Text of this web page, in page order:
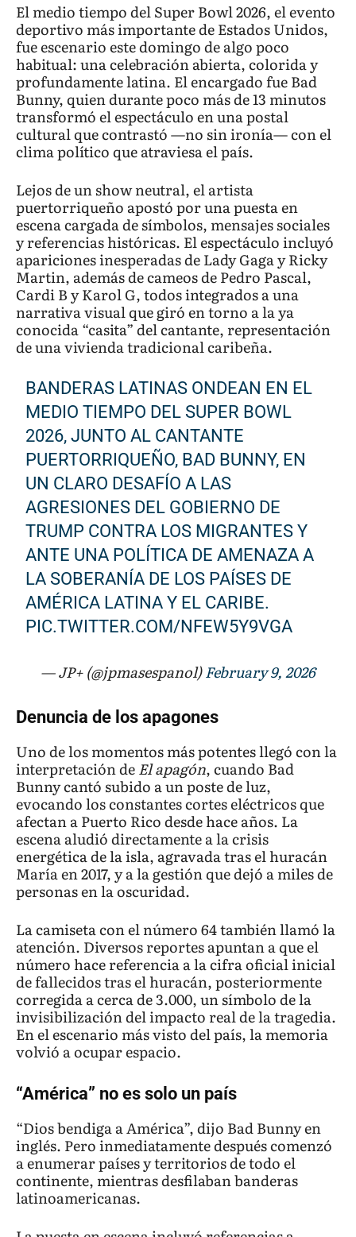
El medio tiempo del Super Bowl 2026, el evento
deportivo más importante de Estados Unidos,
fue escenario este domingo de algo poco
habitual: una celebración abierta, colorida y
profundamente latina. El encargado fue Bad
Bunny, quien durante poco más de 13 minutos
transformó el espectáculo en una postal
cultural que contrastó —no sin ironía— con el
clima político que atraviesa el país.
Lejos de un show neutral, el artista
puertorriqueño apostó por una puesta en
escena cargada de símbolos, mensajes sociales
y referencias históricas. El espectáculo incluyó
apariciones inesperadas de Lady Gaga y Ricky
Martin, además de cameos de Pedro Pascal,
Cardi B y Karol G, todos integrados a una
narrativa visual que giró en torno a la ya
conocida “casita” del cantante, representación
de una vivienda tradicional caribeña.
BANDERAS LATINAS ONDEAN EN EL
MEDIO TIEMPO DEL SUPER BOWL
2026, JUNTO AL CANTANTE
PUERTORRIQUEÑO, BAD BUNNY, EN
UN CLARO DESAFÍO A LAS
AGRESIONES DEL GOBIERNO DE
TRUMP CONTRA LOS MIGRANTES Y
ANTE UNA POLÍTICA DE AMENAZA A
LA SOBERANÍA DE LOS PAÍSES DE
AMÉRICA LATINA Y EL CARIBE.
PIC.TWITTER.COM/NFEW5Y9VGA
— JP+ (@jpmasespanol)February 9, 2026
Denuncia de los apagones
Uno de los momentos más potentes llegó con la
interpretación deEl apagón, cuando Bad
Bunny cantó subido a un poste de luz,
evocando los constantes cortes eléctricos que
afectan a Puerto Rico desde hace años. La
escena aludió directamente a la crisis
energética de la isla, agravada tras el huracán
María en 2017, y a la gestión que dejó a miles de
personas en la oscuridad.
La camiseta con el número 64 también llamó la
atención. Diversos reportes apuntan a que el
número hace referencia a la cifra oficial inicial
de fallecidos tras el huracán, posteriormente
corregida a cerca de 3.000, un símbolo de la
invisibilización del impacto real de la tragedia.
En el escenario más visto del país, la memoria
volvió a ocupar espacio.
“América” no es solo un país
“Dios bendiga a América”, dijo Bad Bunny en
inglés. Pero inmediatamente después comenzó
a enumerar países y territorios de todo el
continente, mientras desfilaban banderas
latinoamericanas.